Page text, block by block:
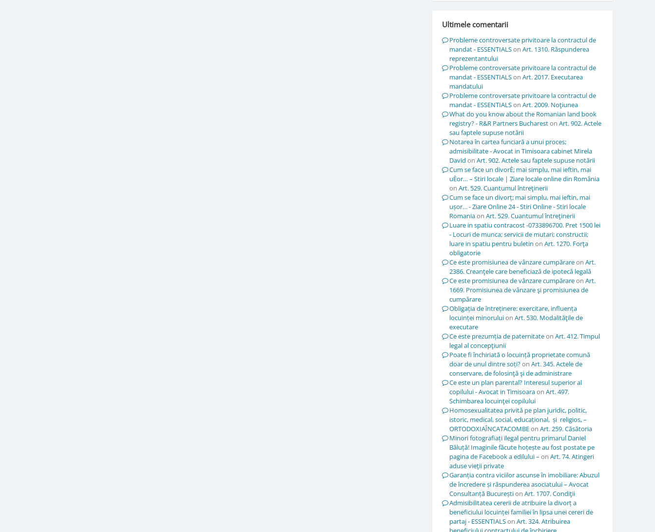
Ultimele comentarii
Probleme controversate privitoare la contractul de
mandat - ESSENTIALSon Art. 1310. Răspunderea
reprezentantului
Probleme controversate privitoare la contractul de
mandat - ESSENTIALSon Art. 2017. Executarea
mandatului
Probleme controversate privitoare la contractul de
mandat - ESSENTIALSon Art. 2009. Noţiunea
What do you know about the Romanian land book
registry? - R&R Partners Buchareston Art. 902. Actele
sau faptele supuse notării
Notarea în cartea funciară a unui proces;
admisibilitate - Avocat in Timisoara cabinet Mirela
David on Art. 902. Actele sau faptele supuse notării
Cum se face un divorÈ; mai simplu, mai ieftin, mai
uÈor… – Stiri locale | Ziare locale online din România
on Art. 529. Cuantumul întreţinerii
Cum se face un divorț; mai simplu, mai ieftin, mai
ușor… - Ziare Online 24 - Stiri Online - Stiri locale
Romaniaon Art. 529. Cuantumul întreţinerii
Luare in spatiu contracost -0733896700. Pret 1500 lei
- Locuri de munca; servicii de mutari; constructii;
luare in spatiu pentru buletin on Art. 1270. Forţa
obligatorie
Ce este promisiunea de vânzare cumpărareon Art.
2386. Creanţele care beneficiază de ipotecă legală
Ce este promisiunea de vânzare cumpărareon Art.
1669. Promisiunea de vânzare şi promisiunea de
cumpărare
Obligația de întreținere: exercitare, influența
locuinței minoruluion Art. 530. Modalităţile de
executare
Ce este prezumția de paternitateon Art. 412. Timpul
legal al concepţiunii
Poate fi închiriată o locuință proprietate comună
doar de unul dintre soți?on Art. 345. Actele de
conservare, de folosinţă şi de administrare
Ce este un plan parental? Interesul superior al
copilului - Avocat in Timisoaraon Art. 497.
Schimbarea locuinţei copilului
Homosexualitatea privită pe plan juridic, politic,
istoric, medical, social, educațional, și religios, –
ORTODOXIAÎNCATACOMBEon Art. 259. Căsătoria
Minori fotografiați ilegal pentru primarul Daniel
Băluță! Imaginile făcute hoțește au fost postate pe
pagina de Facebook a edilului – on Art. 74. Atingeri
aduse vieţii private
Garanția contra viciilor ascunse în imobiliare: Abuzul
de încredere și răspunderea asociatului – Avocat
Consultanță Bucureștion Art. 1707. Condiţii
Admisibilitatea cererii de atribuire la divorț a
beneficiului locuinței familiei în lipsa unei cereri de
partaj - ESSENTIALSon Art. 324. Atribuirea